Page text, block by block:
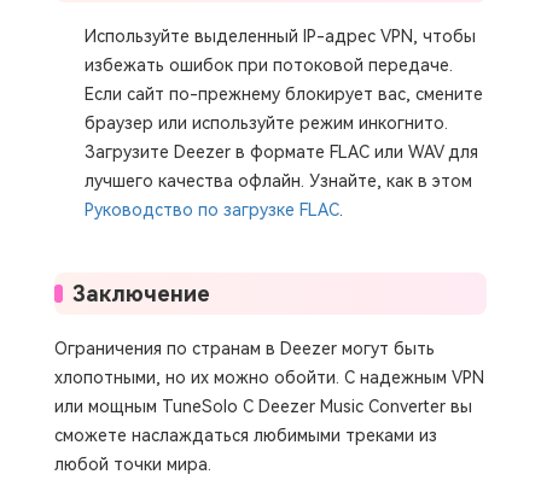
Используйте выделенный IP-адрес VPN, чтобы
избежать ошибок при потоковой передаче.
Если сайт по-прежнему блокирует вас, смените
браузер или используйте режим инкогнито.
Загрузите Deezer в формате FLAC или WAV для
лучшего качества офлайн. Узнайте, как в этом
Руководство по загрузке FLAC.
Заключение
Ограничения по странам в Deezer могут быть
хлопотными, но их можно обойти. С надежным VPN
или мощным TuneSolo С Deezer Music Converter вы
сможете наслаждаться любимыми треками из
любой точки мира.